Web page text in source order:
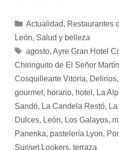
Actualidad, Restaurantes
León, Salud y belleza
agosto, Ayre Gran Hotel
Chiringuito de El Señor Martín
Cosquillearte Vitoria, Delirios,
gourmet, horario, hotel , La
Sandó, La Candela Restó,
Dulces, León, Los Galayos,
Panenka, pastelería Lyon,
Sunset Lookers, terraza